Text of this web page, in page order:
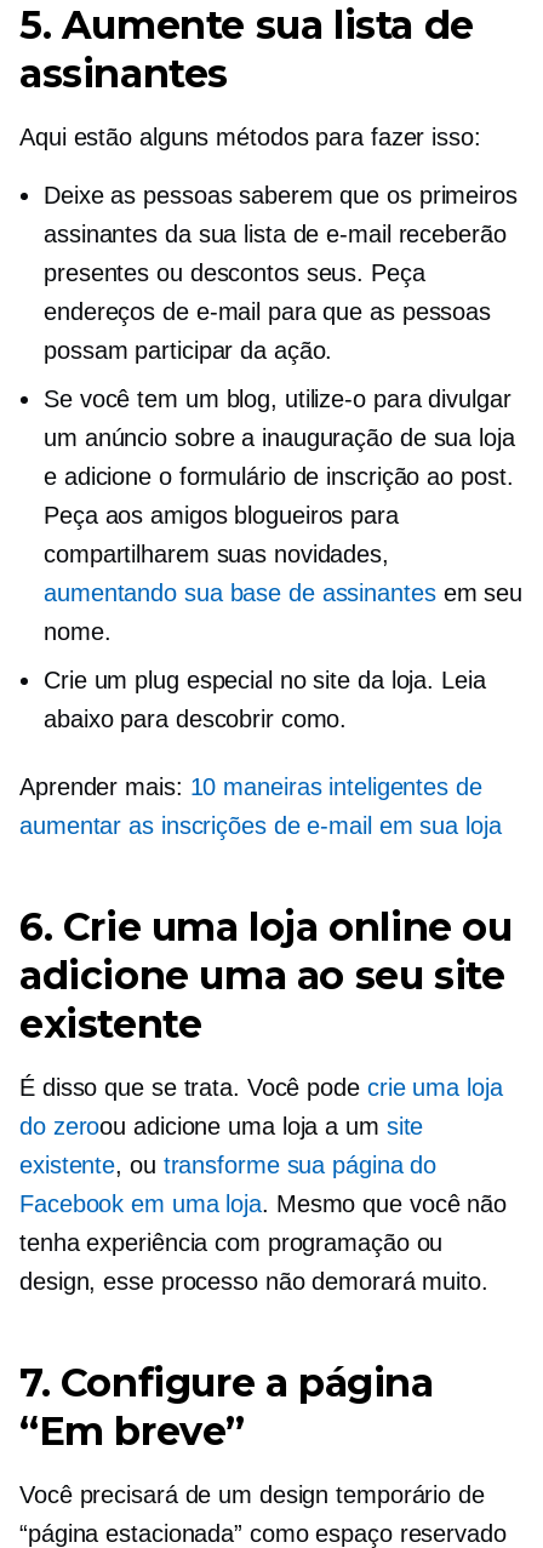
5. Aumente sua lista de
assinantes
Aqui estão alguns métodos para fazer isso:
Deixe as pessoas saberem que os primeiros
assinantes da sua lista de e-mail receberão
presentes ou descontos seus. Peça
endereços de e-mail para que as pessoas
possam participar da ação.
Se você tem um blog, utilize-o para divulgar
um anúncio sobre a inauguração de sua loja
e adicione o formulário de inscrição ao post.
Peça aos amigos blogueiros para
compartilharem suas novidades,
aumentando sua base de assinantesem seu
nome.
Crie um plug especial no site da loja. Leia
abaixo para descobrir como.
Aprender mais: 10 maneiras inteligentes de
aumentar as inscrições de e-mail em sua loja
6. Crie uma loja online ou
adicione uma ao seu site
existente
É disso que se trata. Você pode crie uma loja
do zeroou adicione uma loja a um site
existente, ou transforme sua página do
Facebook em uma loja. Mesmo que você não
tenha experiência com programação ou
design, esse processo não demorará muito.
7. Configure a página
“Em breve”
Você precisará de um design temporário de
“página estacionada” como espaço reservado